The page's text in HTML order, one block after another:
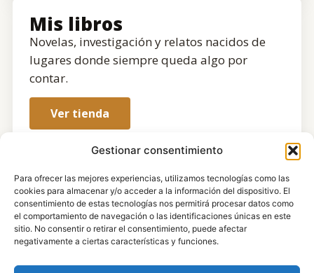
Gestionar consentimiento
Para ofrecer las mejores experiencias, utilizamos tecnologías como las
cookies para almacenar y/o acceder a la información del dispositivo. El
consentimiento de estas tecnologías nos permitirá procesar datos como
el comportamiento de navegación o las identificaciones únicas en este
sitio. No consentir o retirar el consentimiento, puede afectar
negativamente a ciertas características y funciones.
Mis libros
Novelas, investigación y relatos nacidos de
lugares donde siempre queda algo por
contar.
Ver tienda